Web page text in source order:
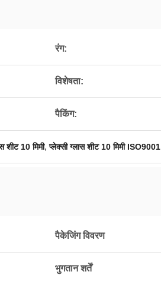
रंग:
विशेषता:
पैकिंग:
शीट 10 मिमी,प्लेक्सी ग्लास शीट 10 मिमी ISO9001
पैकेजिंग विवरण
भुगतान शर्तें